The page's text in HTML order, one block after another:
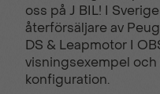
Bältespåminnare
Dödavinkelvarnare
oss på J BIL! I
återförsäljare av
DS & Leapmotor I
visningsexempel och
konfiguration.